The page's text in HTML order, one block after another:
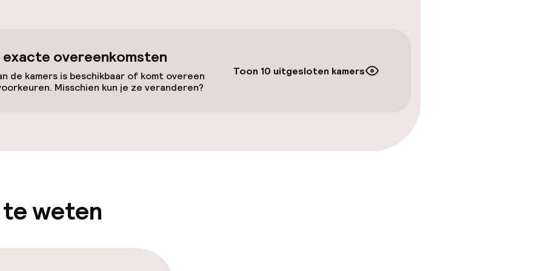
exacte overeenkomsten
de kamers is beschikbaar of komt overeen
Misschien kun je ze veranderen?
Toon 10 uitgesloten kamers
te weten